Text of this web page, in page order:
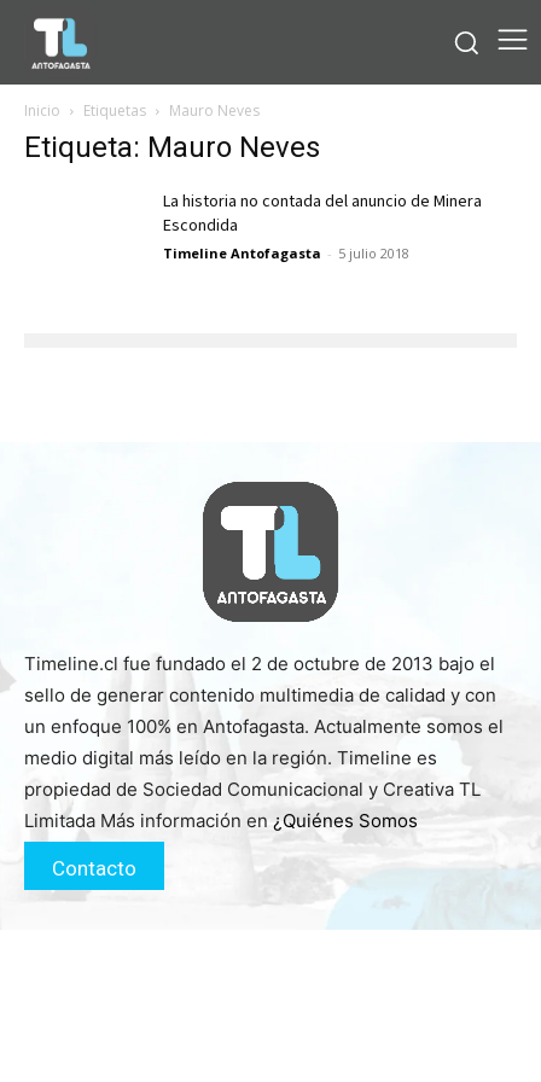
Inicio Etiquetas Mauro Neves
Etiqueta: Mauro Neves
La historia no contada del anuncio de Minera
Escondida
Timeline Antofagasta - 5 julio 2018
Timeline.cl fue fundado el 2 de octubre de 2013 bajo el
sello de generar contenido multimedia de calidad y con
un enfoque 100% en Antofagasta. Actualmente somos el
medio digital más leído en la región. Timeline es
propiedad de Sociedad Comunicacional y Creativa TL
Limitada Más información en ¿Quiénes Somos
Contacto